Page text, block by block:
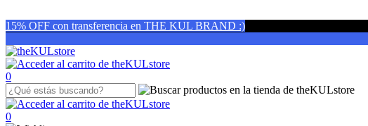
15% OFF con transferencia en THE KUL BRAND :)
0
0